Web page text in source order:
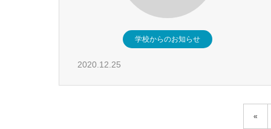
学校からのお知らせ
2020.12.25
«